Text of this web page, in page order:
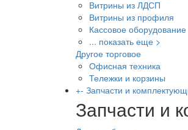
Витрины из ЛДСП
Витрины из профиля
Кассовое оборудование
... показать еще >
Другое торговое
Офисная техника
Тележки и корзины
+- Запчасти и
Запчасти и